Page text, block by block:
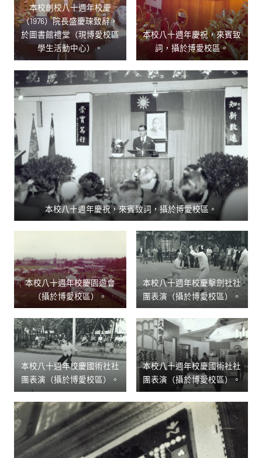
本校創校八十週年校慶
（1976）院長盛慶琜致辭，
於圖書館禮堂（現博愛校區
學生活動中心）。
本校八十週年慶祝，來賓致
詞，攝於博愛校區。
本校八十週年慶祝，來賓致詞，攝於博愛校區。
本校八十週年校慶園遊會
（攝於博愛校區）。
本校八十週年校慶擊劍社社
團表演（攝於博愛校區）。
本校八十週年校慶國術社社
團表演（攝於博愛校區）。
本校八十週年校慶國術社社
團表演（攝於博愛校區）。